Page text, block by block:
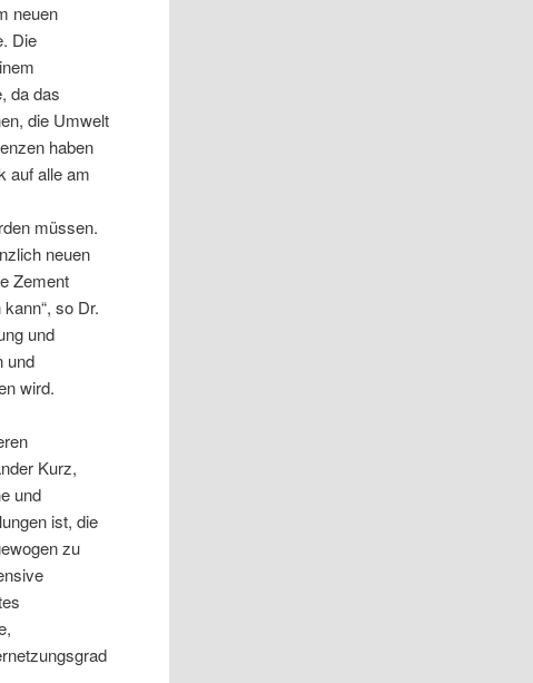
neuen
Die
da das
die Umwelt
haben
auf alle am
müssen.
neuen
Zement
so Dr.
und
und
wird.
Kurz,
und
ist, die
zu